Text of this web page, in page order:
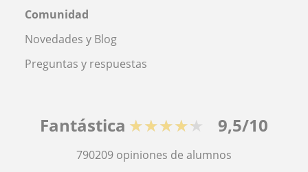
Comunidad
Novedades y Blog
Preguntas y respuestas
Fantástica ★★★★★ 9,5/10
790209 opiniones de alumnos